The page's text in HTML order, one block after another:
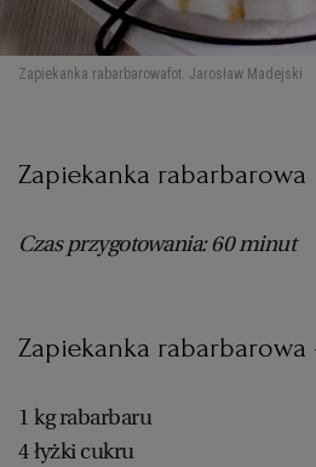
Zapiekanka rabarbarowafot. Jarosław Madejski
Zapiekanka rabarbarowa
Czas przygotowania: 60 minut
Zapiekanka rabarbarowa
1 kg rabarbaru
4 łyżki cukru